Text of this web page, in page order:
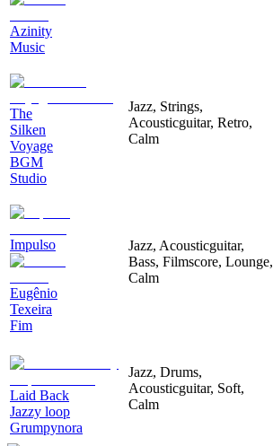
Azinity
Music
The
Silken
Voyage
BGM
Studio
Jazz, Strings,
Acousticguitar, Retro,
Calm
Impulso
Eugênio
Texeira
Fim
Jazz, Acousticguitar,
Bass, Filmscore, Lounge,
Calm
Laid Back
Jazzy loop
Grumpynora
Jazz, Drums,
Acousticguitar, Soft,
Calm